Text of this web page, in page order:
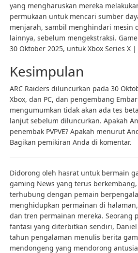
yang mengharuskan mereka
permukaan untuk mencari sumber
menjarah, sambil menghindari mesin
lainnya, sebelum mengekstraksi.
30 Oktober 2025, untuk Xbox Series X |
Kesimpulan
ARC Raiders diluncurkan pada 30
Xbox, dan PC, dan pengembang
mengumumkan tidak akan ada tes
lanjut sebelum diluncurkan. Apakah
penembak PVPVE? Apakah menurut
Bagikan pemikiran Anda di komentar.
Didorong oleh hasrat untuk bermain
gaming News yang terus
terhubung dengan pemain
menghidupkan permainan di
dan tren permainan mereka. Seorang
fantasi yang diterbitkan sendiri,
tahun pengalaman menulis berita
mendongeng yang mendorong